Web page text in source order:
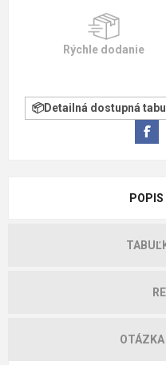
Rýchle dodanie
Detailná dostupná